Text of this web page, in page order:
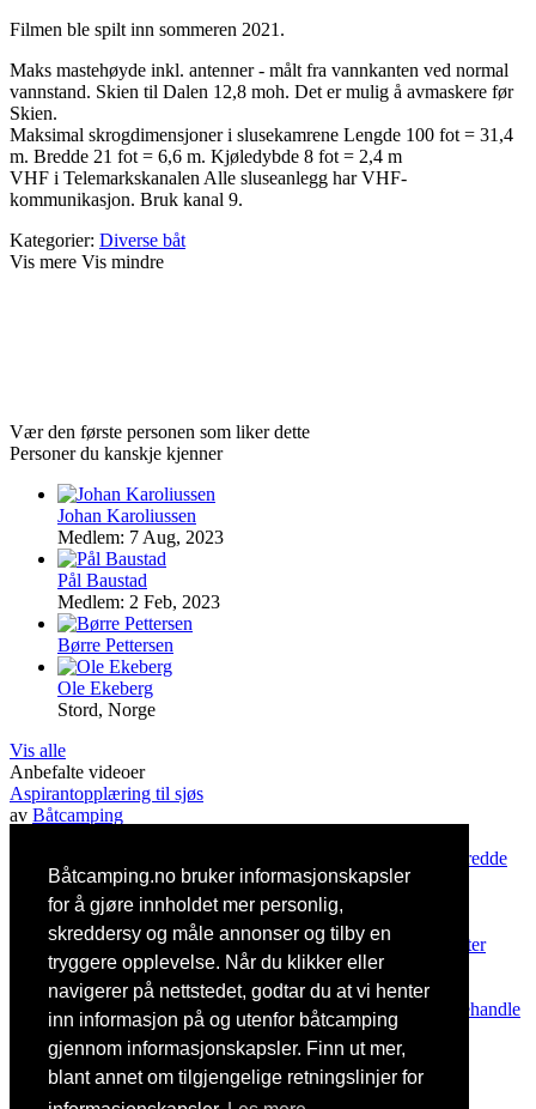
Båtcamping.no bruker informasjonskapsler
for å gjøre innholdet mer personlig,
skreddersy og måle annonser og tilby en
tryggere opplevelse. Når du klikker eller
navigerer på nettstedet, godtar du at vi henter
inn informasjon på og utenfor båtcamping
gjennom informasjonskapsler. Finn ut mer,
blant annet om tilgjengelige retningslinjer for
Filmen ble spilt inn sommeren 2021.
Maks mastehøyde inkl. antenner - målt fra vannkanten ved normal
vannstand. Skien til Dalen 12,8 moh. Det er mulig å avmaskere før
Skien.
Maksimal skrogdimensjoner i slusekamrene Lengde 100 fot = 31,4
m. Bredde 21 fot = 6,6 m. Kjøledybde 8 fot = 2,4 m
VHF i Telemarkskanalen Alle sluseanlegg har VHF-
kommunikasjon. Bruk kanal 9.
Kategorier: Diverse båt
Vis mere Vis mindre
Vær den første personen som liker dette
Personer du kanskje kjenner
Johan Karoliussen
Medlem: 7 Aug, 2023
Pål Baustad
Medlem: 2 Feb, 2023
Børre Pettersen
Ole Ekeberg
Stord, Norge
Vis alle
Anbefalte videoer
Aspirantopplæring til sjøs
av Båtcamping
Hva gjør du hvis du er alene og kveles? Denne videoen kan redde
ditt og andre menneskers liv!
Båtcamping
1.5k+ visninger
Oppdag båtlivet med Marit Strømøy - #1 Vinterlagring av båter
Båtcamping
1.1k+ visninger
Svimmel? Doktoren lærer bort en enkel og effektiv måte å behandle
svimmelhet på i løpet av noen sekunder.
Båtcamping
1.3k+ visninger